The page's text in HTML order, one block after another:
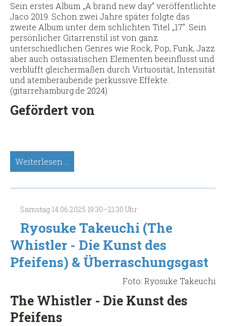
Sein erstes Album „A brand new day” veröffentlichte
Jaco 2019. Schon zwei Jahre später folgte das
zweite Album unter dem schlichten Titel „17″. Sein
persönlicher Gitarrenstil ist von ganz
unterschiedlichen Genres wie Rock, Pop, Funk, Jazz
aber auch ostasiatischen Elementen beeinflusst und
verblüfft gleichermaßen durch Virtuosität, Intensität
und atemberaubende perkussive Effekte.
(gitarrehamburg.de 2024)
Gefördert von
Weiterlesen …
Jaco
Liu,
Samstag 14.06.2025 19:30–21:30 Uhr
Ryosuke Takeuchi (The
Whistler - Die Kunst des
Pfeifens) & Überraschungsgast
Foto: Ryosuke Takeuchi
The Whistler - Die Kunst des
Pfeifens